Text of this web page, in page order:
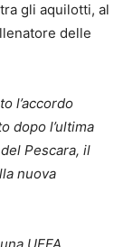
gli aquilotti, al
delle
l’accordo
dopo l’ultima
Pescara, il
nuova